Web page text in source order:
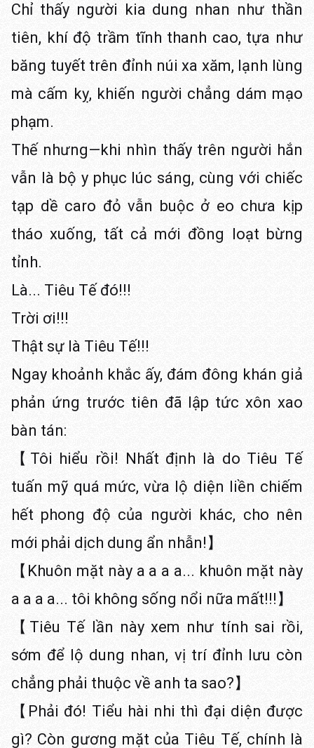
Chỉ thấy người kia dung nhan như thần
tiên, khí độ trầm tĩnh thanh cao, tựa như
băng tuyết trên đỉnh núi xa xăm, lạnh lùng
mà cấm kỵ, khiến người chẳng dám mạo
phạm.
Thế nhưng—khi nhìn thấy trên người hắn
vẫn là bộ y phục lúc sáng, cùng với chiếc
tạp dề caro đỏ vẫn buộc ở eo chưa kịp
tháo xuống, tất cả mới đồng loạt bừng
tỉnh.
Là... Tiêu Tế đó!!!
Trời ơi!!!
Thật sự là Tiêu Tế!!!
Ngay khoảnh khắc ấy, đám đông khán giả
phản ứng trước tiên đã lập tức xôn xao
bàn tán:
【Tôi hiểu rồi! Nhất định là do Tiêu Tế
tuấn mỹ quá mức, vừa lộ diện liền chiếm
hết phong độ của người khác, cho nên
mới phải dịch dung ẩn nhẫn!】
【Khuôn mặt này a a a a... khuôn mặt này
a a a a... tôi không sống nổi nữa mất!!!】
【Tiêu Tế lần này xem như tính sai rồi,
sớm để lộ dung nhan, vị trí đỉnh lưu còn
chẳng phải thuộc về anh ta sao?】
【Phải đó! Tiểu hài nhi thì đại diện được
gì? Còn gương mặt của Tiêu Tế, chính là